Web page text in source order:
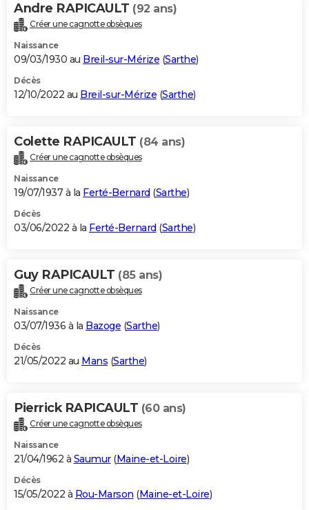
Andre RAPICAULT (92 ans)
Créer une cagnotte obsèques
Naissance
09/03/1930 au Breil-sur-Mérize (Sarthe)
Décès
12/10/2022 au Breil-sur-Mérize (Sarthe)
Colette RAPICAULT (84 ans)
Créer une cagnotte obsèques
Naissance
19/07/1937 à la Ferté-Bernard (Sarthe)
Décès
03/06/2022 à la Ferté-Bernard (Sarthe)
Guy RAPICAULT (85 ans)
Créer une cagnotte obsèques
Naissance
03/07/1936 à la Bazoge (Sarthe)
Décès
21/05/2022 au Mans (Sarthe)
Pierrick RAPICAULT (60 ans)
Créer une cagnotte obsèques
Naissance
21/04/1962 à Saumur(Maine-et-Loire)
Décès
15/05/2022 à Rou-Marson (Maine-et-Loire)